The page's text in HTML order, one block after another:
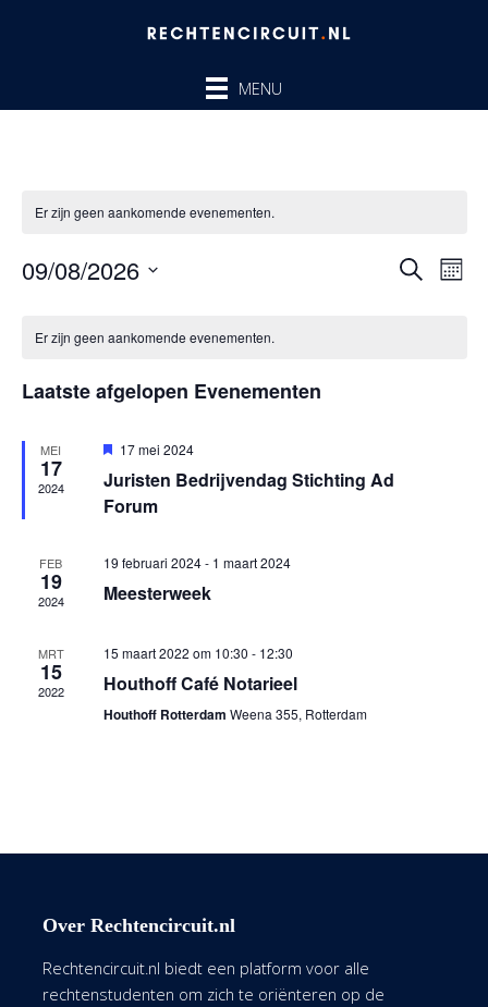
MENU
Er zijn geen aankomende evenementen.
ZOEKEN
09/08/2026
datum.
van
Er zijn geen aankomende evenementen.
Laatste afgelopen Evenementen
MEI
17
2024
Uitgelicht
17 mei 2024
Juristen Bedrijvendag Stichting Ad
Forum
FEB
19
2024
19 februari 2024- 1 maart 2024
Meesterweek
MRT
15
2022
15 maart 2022 om 10:30 - 12:30
Houthoff Café Notarieel
Houthoff Rotterdam Weena 355, Rotterdam
Over Rechtencircuit.nl
Rechtencircuit.nl biedt een platform voor alle
rechtenstudenten om zich te oriënteren op de